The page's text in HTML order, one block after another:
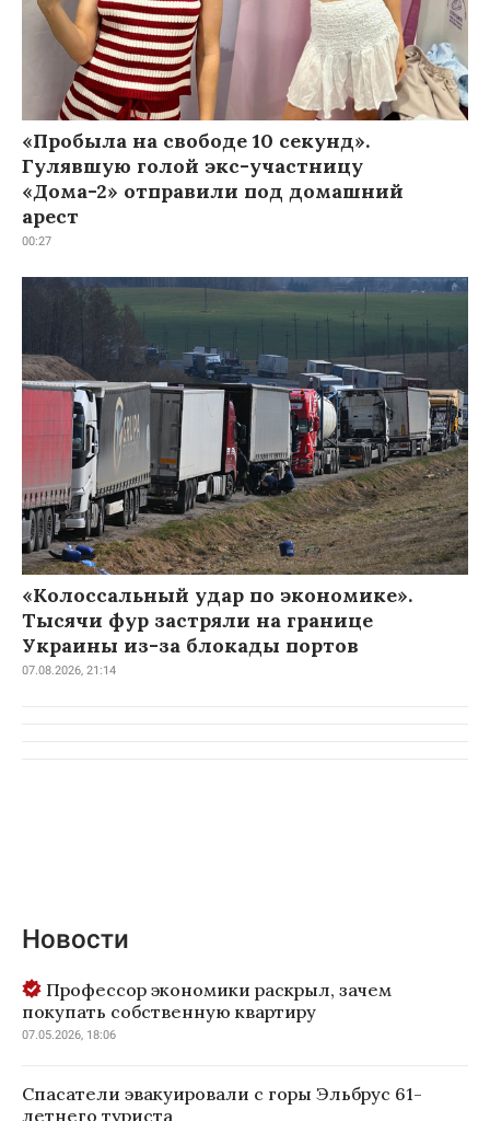
«Пробыла на свободе 10 секунд».
Гулявшую голой экс-участницу
«Дома-2» отправили под домашний
арест
00:27
«Колоссальный удар по экономике».
Тысячи фур застряли на границе
Украины из-за блокады портов
07.08.2026, 21:14
Новости
Профессор экономики раскрыл, зачем
покупать собственную квартиру
07.05.2026, 18:06
Спасатели эвакуировали с горы Эльбрус 61-
летнего туриста